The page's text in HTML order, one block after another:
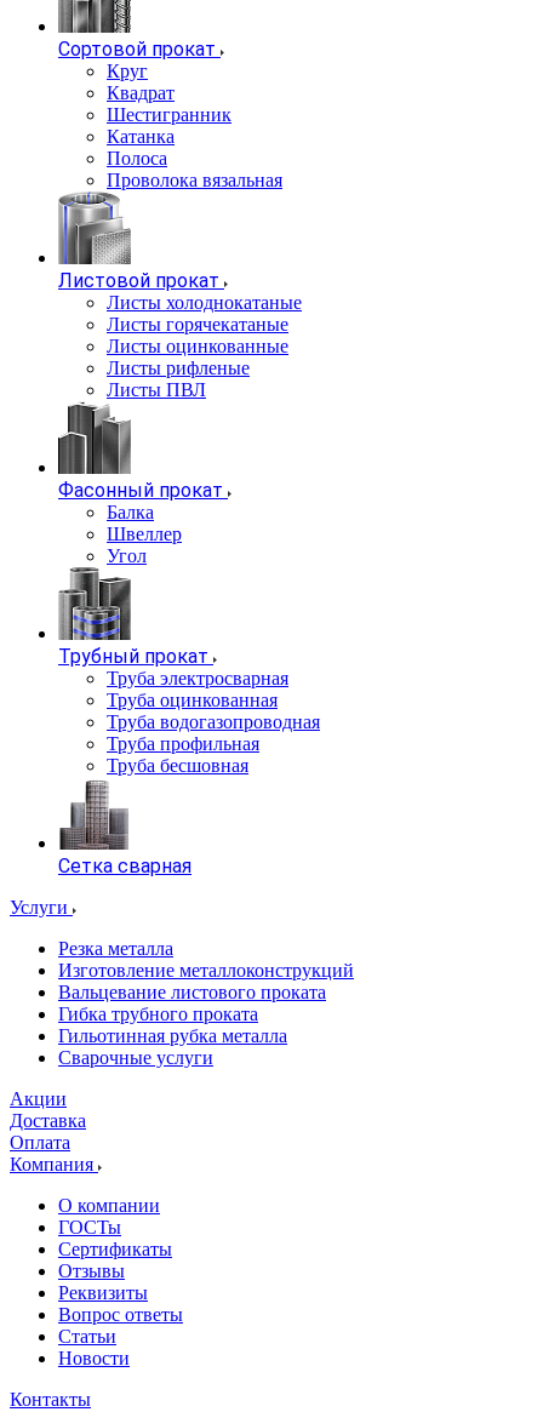
Сортовой прокат
Круг
Квадрат
Шестигранник
Катанка
Полоса
Проволока вязальная
Листовой прокат
Листы холоднокатаные
Листы горячекатаные
Листы оцинкованные
Листы рифленые
Листы ПВЛ
Фасонный прокат
Балка
Швеллер
Угол
Трубный прокат
Труба электросварная
Труба оцинкованная
Труба водогазопроводная
Труба профильная
Труба бесшовная
Сетка сварная
Услуги
Резка металла
Изготовление металлоконструкций
Вальцевание листового проката
Гибка трубного проката
Гильотинная рубка металла
Сварочные услуги
Акции
Доставка
Оплата
Компания
О компании
ГОСТы
Сертификаты
Отзывы
Реквизиты
Вопрос ответы
Статьи
Новости
Контакты